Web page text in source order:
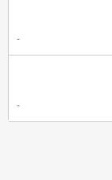
-
-